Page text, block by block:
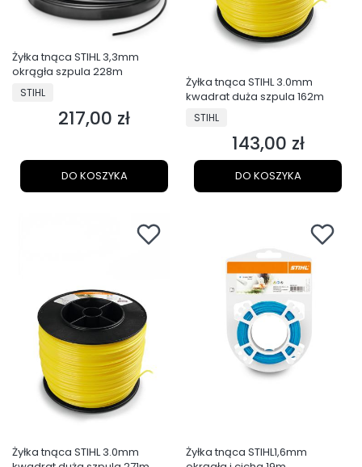
Żyłka tnąca STIHL 3,3mm
okrągła szpula 228m
PRODUCENT
STIHL
Cena
217,00 zł
DO KOSZYKA
Żyłka tnąca STIHL 3.0mm
kwadrat duża szpula 162m
PRODUCENT
STIHL
Cena
143,00 zł
DO KOSZYKA
Żyłka tnąca STIHL 3.0mm
Żyłka tnąca STIHL1,6mm